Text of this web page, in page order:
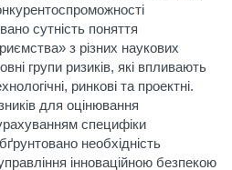
сутність поняття
з різних наукових
групи ризиків, які впливають
ринкові та проектні.
для оцінювання
специфіки
необхідність
інноваційною безпекою